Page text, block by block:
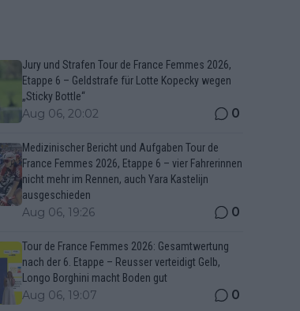
Jury und Strafen Tour de France Femmes 2026,
Etappe 6 – Geldstrafe für Lotte Kopecky wegen
„Sticky Bottle“
Aug 06, 20:02 0
Medizinischer Bericht und Aufgaben Tour de
France Femmes 2026, Etappe 6 – vier Fahrerinnen
nicht mehr im Rennen, auch Yara Kastelijn
ausgeschieden
Aug 06, 19:26 0
Tour de France Femmes 2026: Gesamtwertung
nach der 6. Etappe – Reusser verteidigt Gelb,
Longo Borghini macht Boden gut
Aug 06, 19:07 0